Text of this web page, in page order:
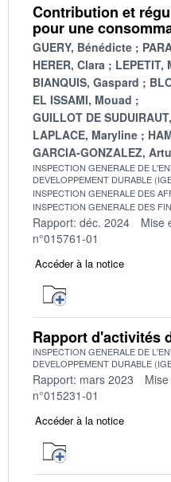
Contribution et
pour une
GUERY, Bénédicte
HERER, Clara
LEPETIT,
BIANQUIS, Gaspard
EL ISSAMI, Mouad
GUILLOT DE
LAPLACE, Maryline
GARCIA-GONZALEZ,
INSPECTION GENERALE DE
DEVELOPPEMENT DURABLE
INSPECTION GENERALE DES
INSPECTION GENERALE DES
Rapport: déc. 2024 Mise
n°015761-01
Accéder à la notice
Rapport d'activités
INSPECTION GENERALE DE
DEVELOPPEMENT DURABLE
Rapport: mars 2023
n°015231-01
Accéder à la notice